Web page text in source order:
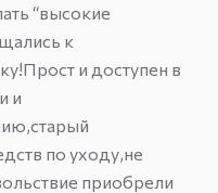
“высокие
к
и доступен в
и
по уходу,не
приобрели